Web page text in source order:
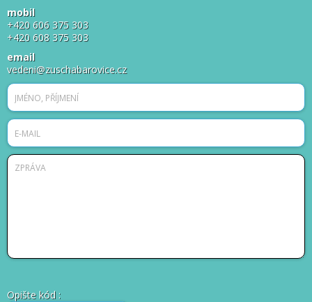
mobil
+420 606 375 303
+420 608 375 303
email
vedeni@zuschabarovice.cz
Opište kód :